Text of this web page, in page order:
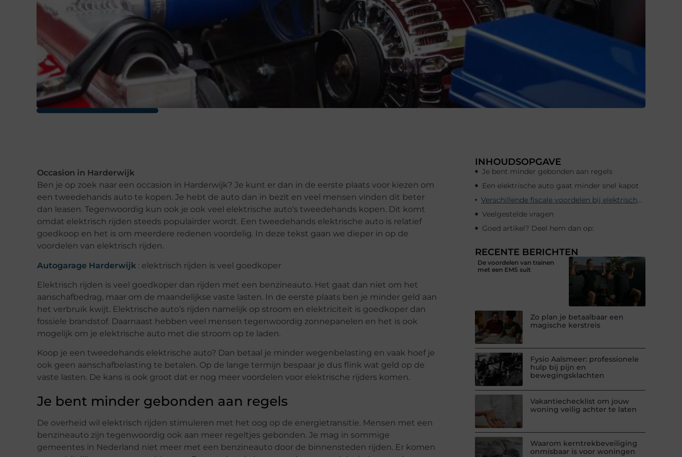
Occasion in Harderwijk
Ben je op zoek naar een occasion in Harderwijk? Je kunt er dan in de eerste plaats voor kiezen om
een tweedehands auto te kopen. Je hebt de auto dan in bezit en veel mensen vinden dit beter
dan leasen. Tegenwoordig kun ook je ook veel elektrische auto’s tweedehands kopen. Dit komt
omdat elektrisch rijden steeds populairder wordt. Een tweedehands elektrische auto is relatief
goedkoop en het is om meerdere redenen voordelig. In deze tekst gaan we dieper in op de
voordelen van elektrisch rijden.
Autogarage Harderwijk : elektrisch rijden is veel goedkoper
Elektrisch rijden is veel goedkoper dan rijden met een benzineauto. Het gaat dan niet om het
aanschafbedrag, maar om de maandelijkse vaste lasten. In de eerste plaats ben je minder geld aan
het verbruik kwijt. Elektrische auto’s rijden namelijk op stroom en elektriciteit is goedkoper dan
fossiele brandstof. Daarnaast hebben veel mensen tegenwoordig zonnepanelen en het is ook
mogelijk om je elektrische auto met die stroom op te laden.
Koop je een tweedehands elektrische auto? Dan betaal je minder wegenbelasting en vaak hoef je
ook geen aanschafbelasting te betalen. Op de lange termijn bespaar je dus flink wat geld op de
vaste lasten. De kans is ook groot dat er nog meer voordelen voor elektrische rijders komen.
Je bent minder gebonden aan regels
De overheid wil elektrisch rijden stimuleren met het oog op de energietransitie. Mensen met een
benzineauto zijn tegenwoordig ook aan meer regeltjes gebonden. Je mag in sommige
gemeentes in Nederland niet meer met een benzineauto door de binnensteden rijden. Er komen
INHOUDSOPGAVE
Je bent minder gebonden aan regels
Een elektrische auto gaat minder snel kapot
Verschillende fiscale voordelen bij elektrische occasions in Harderwijk
Veelgestelde vragen
Goed artikel? Deel hem dan op:
RECENTE BERICHTEN
De voordelen van trainen
met een EMS suit
Zo plan je betaalbaar een
magische kerstreis
Fysio Aalsmeer: professionele
hulp bij pijn en
bewegingsklachten
Vakantiechecklist om jouw
woning veilig achter te laten
Waarom kerntrekbeveiliging
onmisbaar is voor woningen